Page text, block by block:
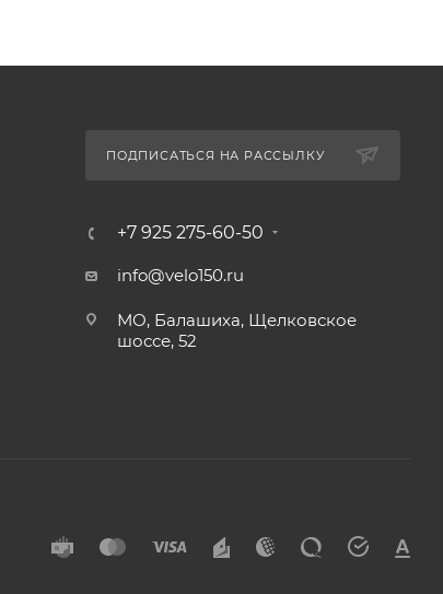
ПОДПИСАТЬСЯ НА РАССЫЛКУ
+7 925 275-60-50
info@velo150.ru
МО, Балашиха, Щелковское
шоссе, 52